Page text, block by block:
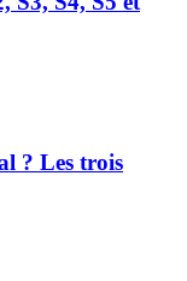
? Les trois